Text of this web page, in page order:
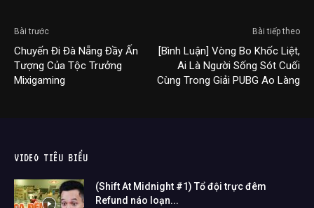
Bài trước
Chuyến Đi Đà Nẵng Đầy Ấn
Tượng Của Tộc Trưởng
Mixigaming
Bài tiếp theo
[Bình Luận] Vòng Bo Khốc Liệt,
Ai Là Người Sống Sót Cuối
Cùng Trong Giải PUBG Ao Làng
VIDEO TIÊU BIỂU
(Shift At Midnight #1) Tổ đội trực đêm
Refund náo loạn...